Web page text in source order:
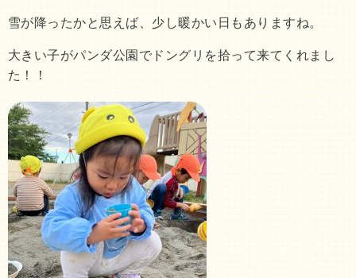
雪が降ったかと思えば、少し暖かい日もありますね。
大きい子がパンダ公園でドングリを拾って来てくれまし
た！！